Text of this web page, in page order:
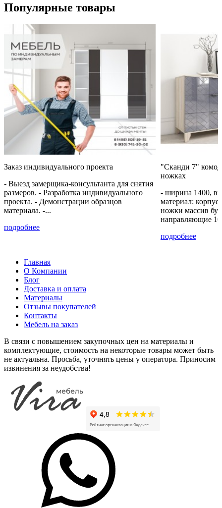
Популярные товары
Заказ индивидуального проекта
- Выезд замерщика-консультанта для снятия
размеров. - Разработка индивидуального
проекта. - Демонстрации образцов
материала. -...
подробнее
"Сканди 7"
ножках
- ширина 1400,
материал:
ножки массив
направляющие
подробнее
Главная
О Компании
Блог
Доставка и оплата
Материалы
Отзывы покупателей
Контакты
Мебель на заказ
В связи с повышением закупочных цен на материалы и
комплектующие, стоимость на некоторые товары может быть
не актуальна. Просьба, уточнять цены у оператора. Приносим
извинения за неудобства!